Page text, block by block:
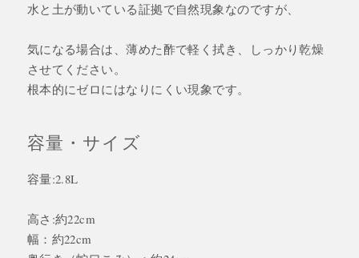
水と土が動いている証拠で自然現象なのですが、
気になる場合は、薄めた酢で軽く拭き、しっかり乾燥
させてください。
根本的にゼロにはなりにくい現象です。
容量・サイズ
容量:2.8L
高さ:約22cm
幅：約22cm